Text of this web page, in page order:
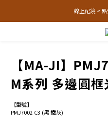
線上配鏡 <
【MA-JI】
M系列 多邊圓
【型號】
PMJ7002 C3 (黑 鐵灰)